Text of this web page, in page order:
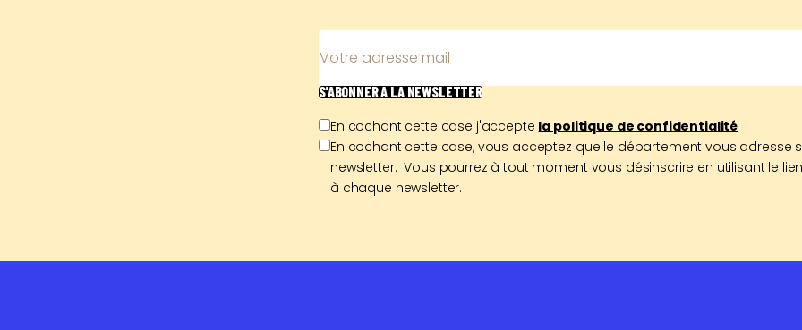
Votre adresse mail
S'ABONNERÀ LA NEWSLETTER
En cochant cette case j'accepte la politique de confidentialité
En cochant cette case, vous acceptez que le département vous adresse
newsletter. Vous pourrez à tout moment vous désinscrire en utilisant le
à chaque newsletter.